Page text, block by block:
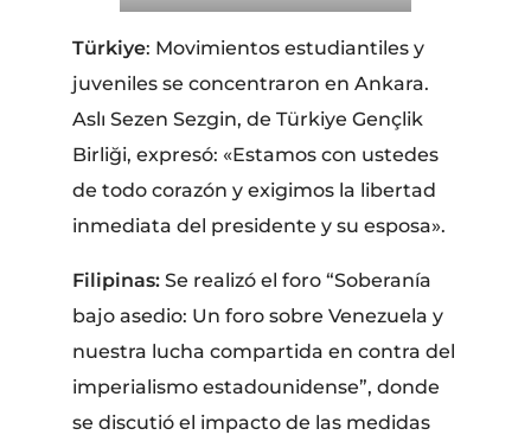
Türkiye: Movimientos estudiantiles y
juveniles se concentraron en Ankara.
Aslı Sezen Sezgin, de Türkiye Gençlik
Birliği, expresó: «Estamos con ustedes
de todo corazón y exigimos la libertad
inmediata del presidente y su esposa».
Filipinas:Se realizó el foro “Soberanía
bajo asedio: Un foro sobre Venezuela y
nuestra lucha compartida en contra del
imperialismo estadounidense”, donde
se discutió el impacto de las medidas